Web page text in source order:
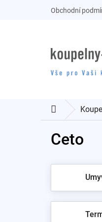
Obchodní
Domů
Ceto